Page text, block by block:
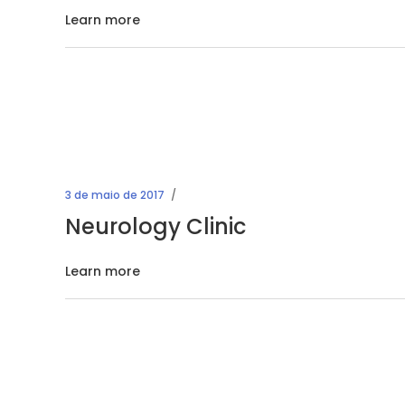
Learn more
3 de maio de 2017
Neurology Clinic
Learn more